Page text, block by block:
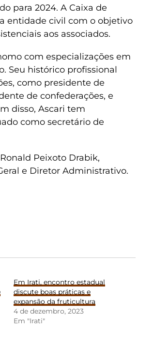
para 2024. A Caixa de
entidade civil com o objetivo
aos associados.
com especializações em
Seu histórico profissional
como presidente de
de confederações, e
disso, Ascari tem
como secretário de
Peixoto Drabik,
e Diretor Administrativo.
Em Irati, encontro estadual
discute boas práticas e
expansão da fruticultura
4 de dezembro, 2023
Em "Irati"